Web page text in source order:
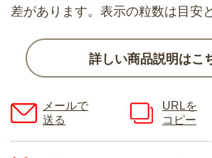
差があります。表示の粒数は目安
詳しい商品説明はこ
メールで
送る
URLを
コピー